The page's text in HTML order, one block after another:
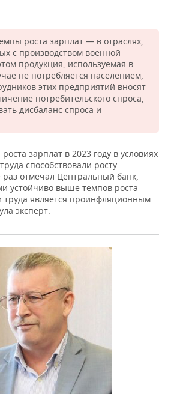
роста зарплат — в отраслях,
с производством военной
продукция, используемая в
не потребляется населением,
этих предприятий вносят
потребительского спроса,
дисбаланс спроса и
зарплат в 2023 году в условиях
способствовали росту
раз отмечал Центральный банк,
устойчиво выше темпов роста
труда является проинфляционным
эксперт.